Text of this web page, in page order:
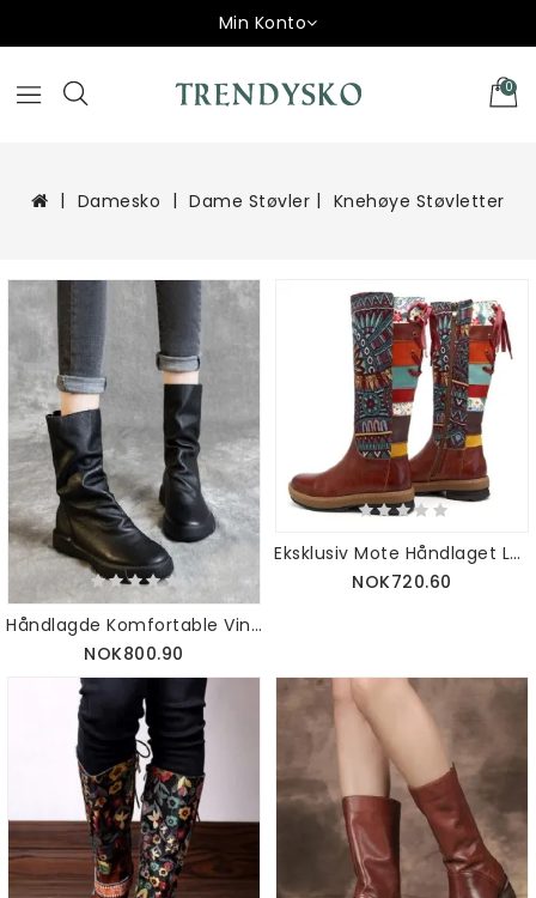
Min Konto
0
Damesko Dame Støvler Knehøye Støvletter
Håndlagde Komfortable Vinterstøvler På Midten Av Leggen
NOK800.90
Eksklusiv Mote Håndlaget Lær Eksotisk Vintage Damestøvler 36-42
NOK720.60